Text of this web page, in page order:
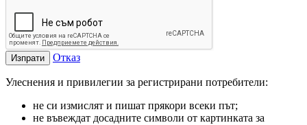
Изпрати Отказ
Улеснения и привилегии за регистрирани потребители:
не си измислят и пишат прякори всеки път;
не въвеждат досадните символи от картинката за